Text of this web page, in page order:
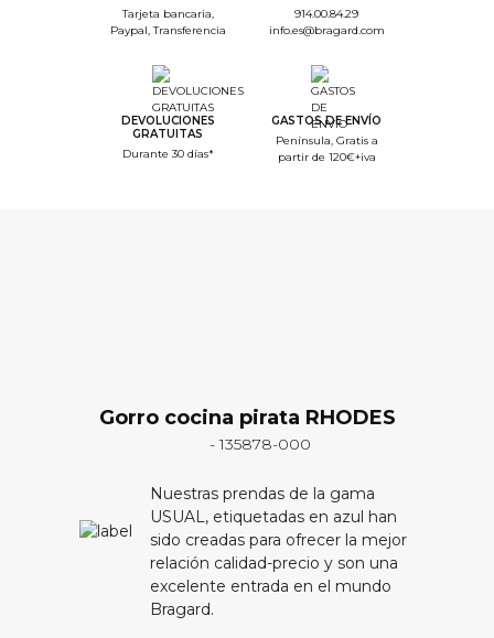
(5 opiniones)
Tarjeta bancaria,
Paypal, Transferencia
914.00.84.29
info.es@bragard.com
DEVOLUCIONES
GRATUITAS
Durante 30 días*
GASTOS DE ENVÍO
Península, Gratis a
partir de 120€+iva
Gorro cocina pirata RHODES
- 135878-000
Nuestras prendas de la gama
USUAL, etiquetadas en azul han
sido creadas para ofrecer la mejor
relación calidad-precio y son una
excelente entrada en el mundo
Bragard.